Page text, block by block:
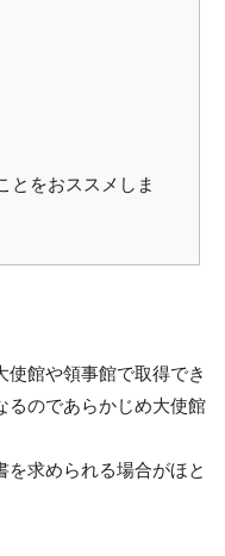
とをおススメしま
館や領事館で取得でき
るのであらかじめ大使館
を求められる場合がほと